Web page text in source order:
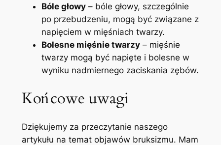
Bóle​ głowy– bóle głowy, szczególnie
po przebudzeniu, mogą być związane z
napięciem ​w mięśniach twarzy.
Bolesne mięśnie ‍twarzy– mięśnie
twarzy mogą być napięte i bolesne w
wyniku nadmiernego zaciskania zębów.
Końcowe uwagi
Dziękujemy za‌ przeczytanie naszego
artykułu na temat objawów bruksizmu. Mam‌